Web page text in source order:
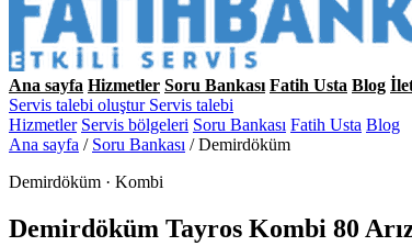
Ana sayfa Hizmetler Soru Bankası Fatih Usta Blog
Servis talebi oluştur Servis talebi
Hizmetler Servis bölgeleri Soru Bankası Fatih Usta Blog
Ana sayfa / Soru Bankası / Demirdöküm
Demirdöküm · Kombi
Demirdöküm Tayros Kombi 80